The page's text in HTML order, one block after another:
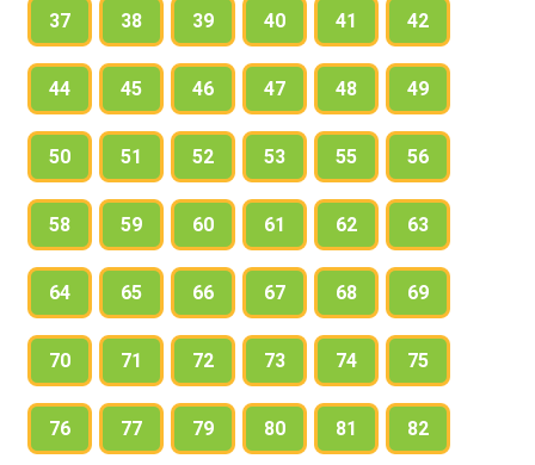
37 38 39 40 41 42
44 45 46 47 48 49
50 51 52 53 55 56
58 59 60 61 62 63
64 65 66 67 68 69
70 71 72 73 74 75
76 77 79 80 81 82